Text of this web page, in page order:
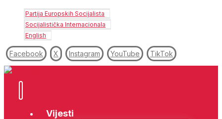
Partija Europskih Socijalista
Socijalistička Internacionala
English
Facebook X Instagram YouTube TikTok
Vijesti